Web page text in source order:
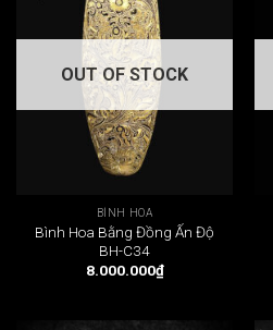
OUT OF STOCK
BÌNH HOA
Bình Hoa Bằng Đồng Ấn Độ
BH-C34
8.000.000₫